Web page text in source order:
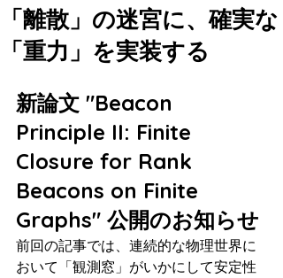
「離散」の迷宮に、確実な
「重力」を実装する
新論文 "Beacon
Principle II: Finite
Closure for Rank
Beacons on Finite
Graphs" 公開のお知らせ
前回の記事では、連続的な物理世界に
おいて「観測窓」がいかにして安定性